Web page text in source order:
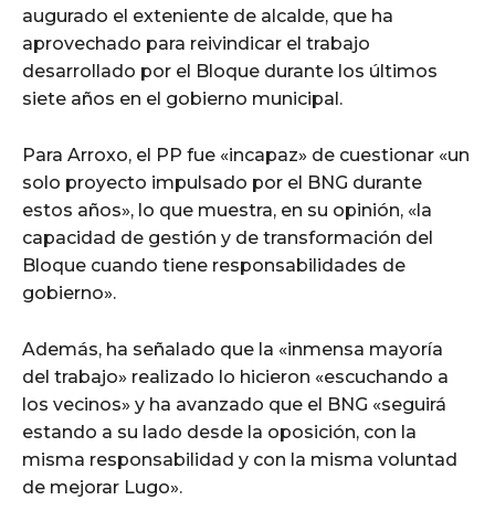
augurado el exteniente de alcalde, que ha
aprovechado para reivindicar el trabajo
desarrollado por el Bloque durante los últimos
siete años en el gobierno municipal.
Para Arroxo, el PP fue «incapaz» de cuestionar «un
solo proyecto impulsado por el BNG durante
estos años», lo que muestra, en su opinión, «la
capacidad de gestión y de transformación del
Bloque cuando tiene responsabilidades de
gobierno».
Además, ha señalado que la «inmensa mayoría
del trabajo» realizado lo hicieron «escuchando a
los vecinos» y ha avanzado que el BNG «seguirá
estando a su lado desde la oposición, con la
misma responsabilidad y con la misma voluntad
de mejorar Lugo».